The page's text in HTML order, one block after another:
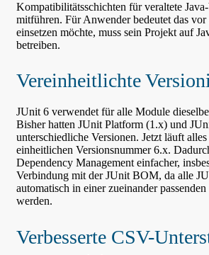
Kompatibilitätsschichten für veraltete
mitführen. Für Anwender bedeutet das
einsetzen möchte, muss sein Projekt auf
betreiben.
Vereinheitlichte
JUnit 6 verwendet für alle Module
Bisher hatten JUnit Platform (1.x) und
unterschiedliche Versionen. Jetzt läuft
einheitlichen Versionsnummer 6.x.
Dependency Management einfacher,
Verbindung mit der JUnit BOM, da alle
automatisch in einer zueinander
werden.
Verbesserte CSV-